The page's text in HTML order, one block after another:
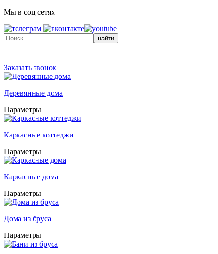
Мы в соц сетях
найти
Заказать звонок
Деревянные дома
Параметры
Каркасные коттеджи
Параметры
Каркасные дома
Параметры
Дома из бруса
Параметры